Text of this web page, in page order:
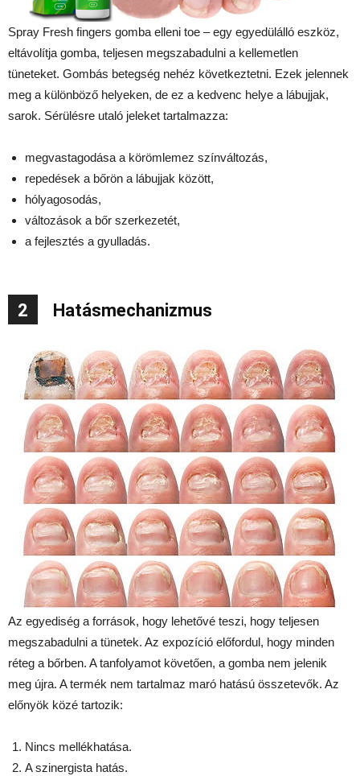
Spray Fresh fingers gomba elleni toe – egy egyedülálló eszköz,
eltávolítja gomba, teljesen megszabadulni a kellemetlen
tüneteket. Gombás betegség nehéz következtetni. Ezek jelennek
meg a különböző helyeken, de ez a kedvenc helye a lábujjak,
sarok. Sérülésre utaló jeleket tartalmazza:
megvastagodása a körömlemez színváltozás,
repedések a bőrön a lábujjak között,
hólyagosodás,
változások a bőr szerkezetét,
a fejlesztés a gyulladás.
2 Hatásmechanizmus
Az egyediség a források, hogy lehetővé teszi, hogy teljesen
megszabadulni a tünetek. Az expozíció előfordul, hogy minden
réteg a bőrben. A tanfolyamot követően, a gomba nem jelenik
meg újra. A termék nem tartalmaz maró hatású összetevők. Az
előnyök közé tartozik:
Nincs mellékhatása.
A szinergista hatás.